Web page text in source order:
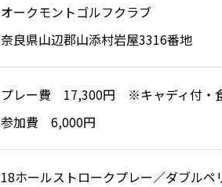
オークモントゴルフクラブ
奈良県山辺郡山添村岩屋3316番地
プレー費 17,300円 ※キャディ付・
参加費 6,000円
18ホールストロークプレー／ダブルペ